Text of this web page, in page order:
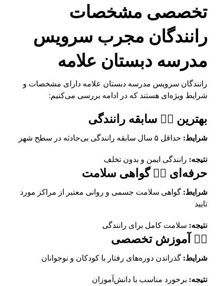
تخصصی مشخصات
رانندگان مجرب سرویس
مدرسه دبستان علامه
رانندگان سرویس مدرسه دبستان علامه دارای مشخصات و
شرایط ویژه‌ای هستند که در ادامه بررسی می‌کنیم:
بهترین 👨‍✈️ سابقه رانندگی
شرایط: حداقل ۵ سال سابقه رانندگی بی‌حادثه در سطح شهر
نتیجه: رانندگی ایمن و بدون تخلف
حرفه‌ای 👨‍✈️ گواهی سلامت
شرایط: گواهی سلامت جسمی و روانی معتبر از مراکز مورد
تایید
نتیجه: سلامت کامل برای رانندگی
👨‍✈️ آموزش تخصصی
شرایط: گذراندن دوره‌های رفتار با کودکان و نوجوانان
نتیجه: برخورد مناسب با دانش‌آموزان